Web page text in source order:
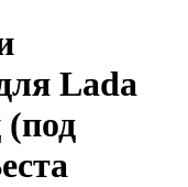
Lada
(под